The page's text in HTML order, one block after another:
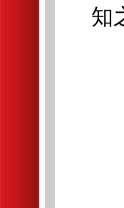
知
(